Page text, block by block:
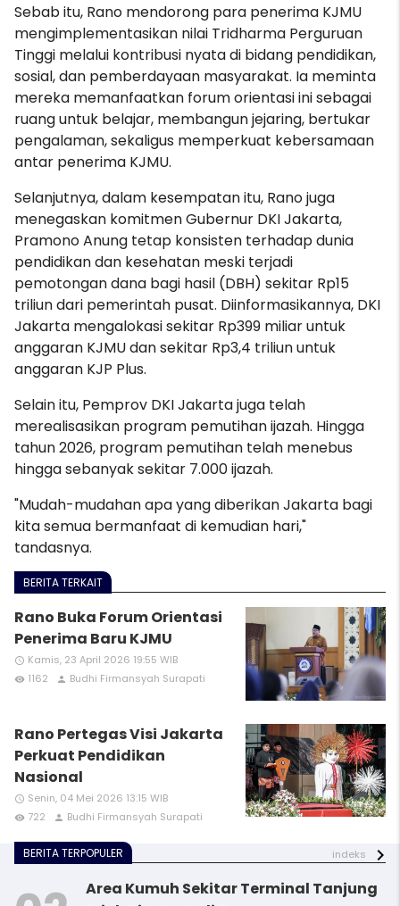
Sebab itu, Rano mendorong para penerima KJMU
mengimplementasikan nilai Tridharma Perguruan
Tinggi melalui kontribusi nyata di bidang pendidikan,
sosial, dan pemberdayaan masyarakat. Ia meminta
mereka memanfaatkan forum orientasi ini sebagai
ruang untuk belajar, membangun jejaring, bertukar
pengalaman, sekaligus memperkuat kebersamaan
antar penerima KJMU.
Selanjutnya, dalam kesempatan itu, Rano juga
menegaskan komitmen Gubernur DKI Jakarta,
Pramono Anung tetap konsisten terhadap dunia
pendidikan dan kesehatan meski terjadi
pemotongan dana bagi hasil (DBH) sekitar Rp15
triliun dari pemerintah pusat. Diinformasikannya, DKI
Jakarta mengalokasi sekitar Rp399 miliar untuk
anggaran KJMU dan sekitar Rp3,4 triliun untuk
anggaran KJP Plus.
Selain itu, Pemprov DKI Jakarta juga telah
merealisasikan program pemutihan ijazah. Hingga
tahun 2026, program pemutihan telah menebus
hingga sebanyak sekitar 7.000 ijazah.
"Mudah-mudahan apa yang diberikan Jakarta bagi
kita semua bermanfaat di kemudian hari,"
tandasnya.
BERITA TERKAIT
Rano Buka Forum Orientasi
Penerima Baru KJMU
access_time Kamis, 23 April 2026 19:55 WIB
remove_red_eye 1162 person Budhi Firmansyah Surapati
Rano Pertegas Visi Jakarta
Perkuat Pendidikan
Nasional
access_time Senin, 04 Mei 2026 13:15 WIB
remove_red_eye 722 person Budhi Firmansyah Surapati
BERITA TERPOPULER indeks
Area Kumuh Sekitar Terminal Tanjung